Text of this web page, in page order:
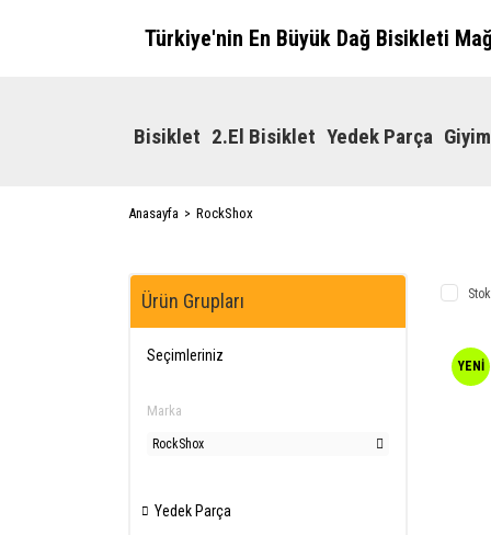
Türkiye'nin En Büyük Dağ Bisikleti
Bisiklet 2.El Bisiklet Yedek Parça Giyim
Anasayfa RockShox
Ürün Grupları
Seçimleriniz
Marka
RockShox
Yedek Parça
YENİ